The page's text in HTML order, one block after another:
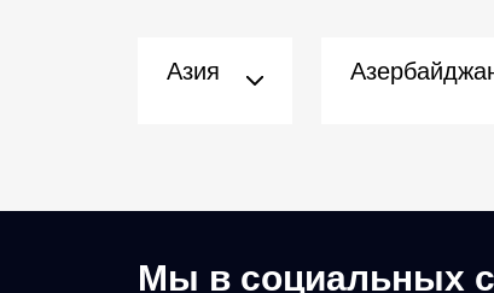
Азия
Мы в социальных